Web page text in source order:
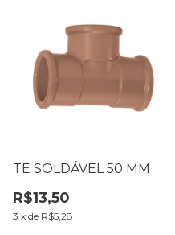
TE SOLDÁVEL 50 MM
R$13,50
3 x de R$5,28